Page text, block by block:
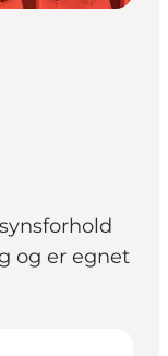
og er egnet